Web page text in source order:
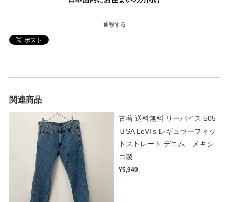
通報する
関連商品
古着 送料無料 リーバイス 505
ＵSA LeVI's レギュラーフィッ
トストレート デニム メキシ
コ製
¥5,940